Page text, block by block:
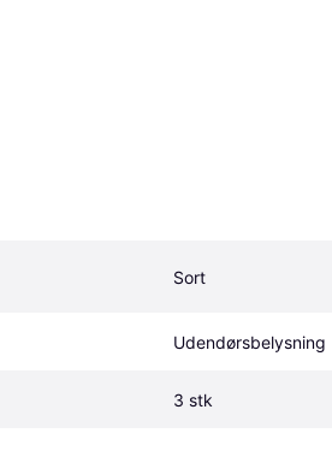
Sort
Udendørsbelysning
3 stk